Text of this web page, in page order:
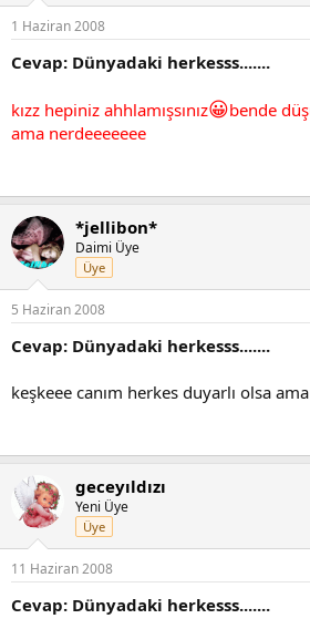
1 Haziran 2008
Cevap: Dünyadaki herkesss.......
kızz hepiniz ahhlamışsınız😀bende
ama nerdeeeeeee
*jellibon*
Daimi Üye
Üye
5 Haziran 2008
Cevap: Dünyadaki herkesss.......
keşkeee canım herkes duyarlı olsa
geceyıldızı
Yeni Üye
Üye
11 Haziran 2008
Cevap: Dünyadaki herkesss.......